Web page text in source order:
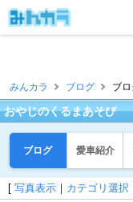
みんカラ ブログ ブ
おやじのくるまあそび
ブログ 愛車紹介
[ 写真表示 ｜ カテゴリ選択